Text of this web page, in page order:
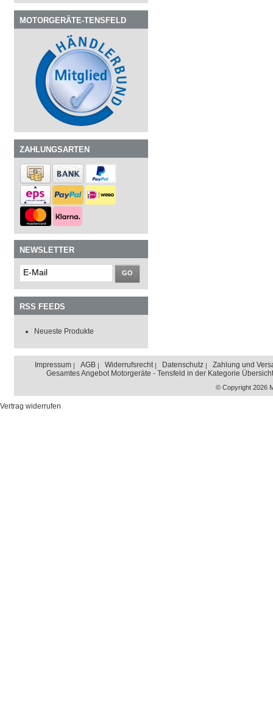
MOTORGERÄTE-TENSFELD
ZAHLUNGSARTEN
NEWSLETTER
GO
RSS FEEDS
Neueste Produkte
Impressum AGB Widerrufsrecht Datenschutz
Zahlung und
Gesamtes Angebot Motorgeräte - Tensfeld in der Kategorie Übersicht
© Copyright 2026
Vertrag widerrufen